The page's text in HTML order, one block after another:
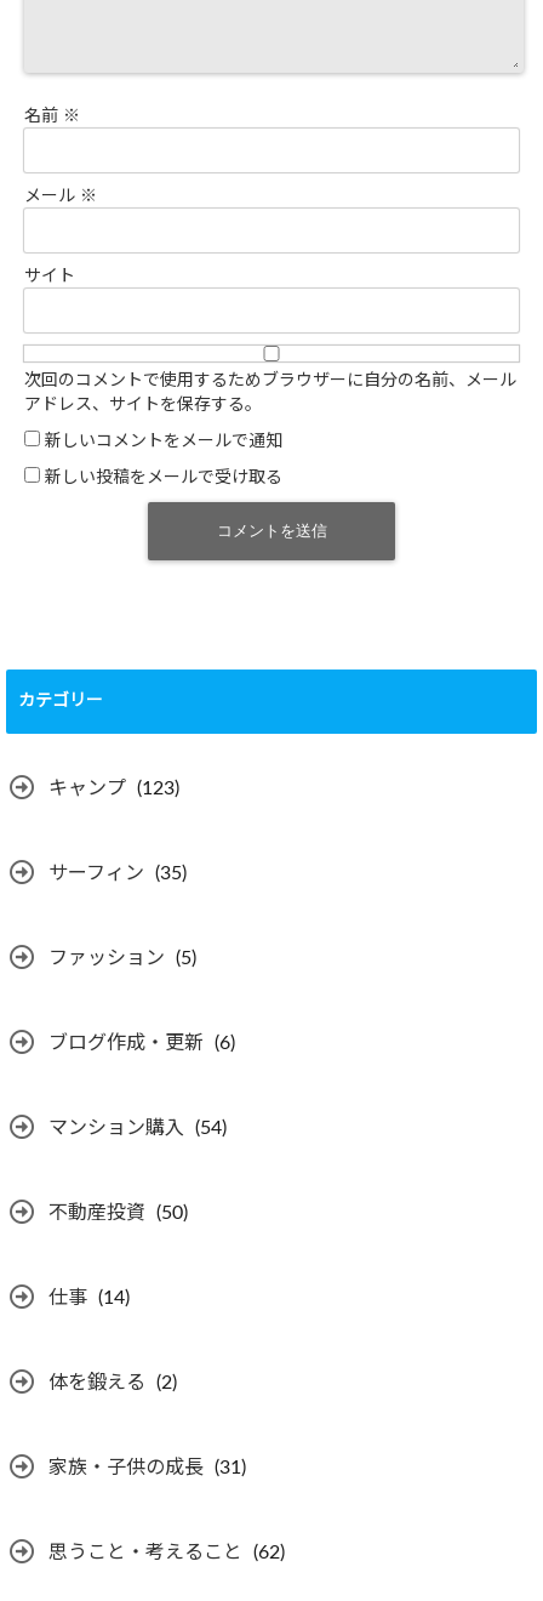
名前 ※
メール ※
サイト
次回のコメントで使用するためブラウザーに自分の名前、メール
アドレス、サイトを保存する。
新しいコメントをメールで通知
新しい投稿をメールで受け取る
カテゴリー
キャンプ (123)
サーフィン (35)
ファッション (5)
ブログ作成・更新 (6)
マンション購入 (54)
不動産投資 (50)
仕事 (14)
体を鍛える (2)
家族・子供の成長 (31)
思うこと・考えること (62)